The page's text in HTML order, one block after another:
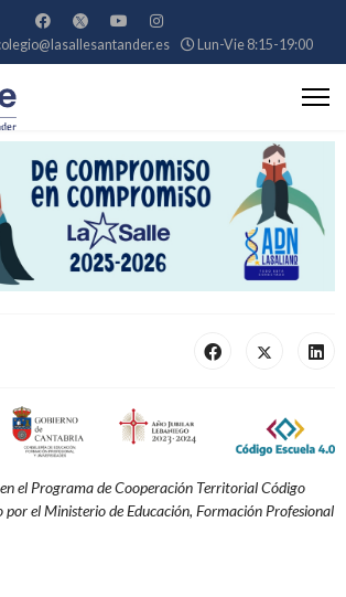
Lun-Vie 8:15-19:00
1 3 4 5
el Programa de Cooperación Territorial Código
por el Ministerio de Educación, Formación Profesional